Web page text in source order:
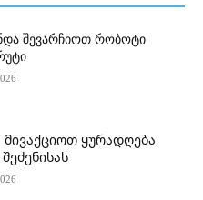
შევარჩიოთ რობოტი
მივაქციოთ ყურადღება